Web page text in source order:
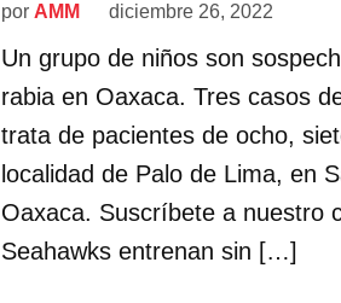
por AMM diciembre 26, 2022
Un grupo de niños son
rabia en Oaxaca. Tres casos
trata de pacientes de ocho,
localidad de Palo de Lima, en
Oaxaca. Suscríbete a nuestro
Seahawks entrenan sin […]